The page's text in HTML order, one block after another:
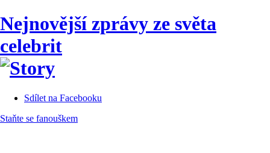
Nejnovější zprávy ze světa
celebrit
Sdílet na Facebooku
Staňte se fanouškem